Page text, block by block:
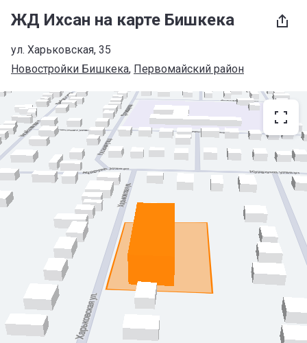
ЖД Ихсан на карте Бишкека
ул. Харьковская, 35
Новостройки Бишкека, Первомайский район